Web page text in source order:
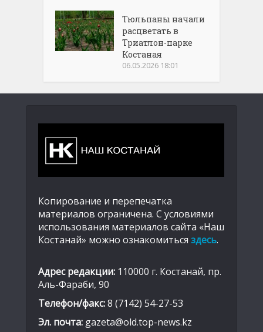
Тюльпаны начали
расцветать в
Триатлон-парке
Костаная
06.05.2026 18:01
Копирование и перепечатка
материалов ограничена. С условиями
использования материалов сайта «Наш
Костанай» можно ознакомиться здесь.
Адрес редакции: 110000 г. Костанай, пр.
Аль-Фараби, 90
Телефон/факс:8 (7142) 54-27-53
Эл. почта: gazeta@old.top-news.kz